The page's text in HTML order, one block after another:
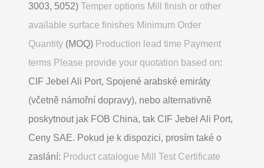
3003, 5052) Temper options Mill finish or other
available surface finishes Minimum Order
Quantity (MOQ) Production lead time Payment
terms Please provide your quotation based on:
CIF Jebel Ali Port, Spojené arabské emiráty
(včetně námořní dopravy), nebo alternativně
poskytnout jak FOB China, tak CIF Jebel Ali Port,
Ceny SAE. Pokud je k dispozici, prosím také o
zaslání: Product catalogue Mill Test Certificate